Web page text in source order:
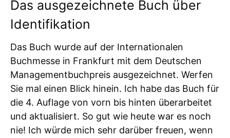
Das ausgezeichnete Buch über
Identifikation
Das Buch wurde auf der Internationalen
Buchmesse in Frankfurt mit dem Deutschen
Managementbuchpreis ausgezeichnet. Werfen
Sie mal einen Blick hinein. Ich habe das Buch für
die 4. Auflage von vorn bis hinten überarbeitet
und aktualisiert. So gut wie heute war es noch
nie! Ich würde mich sehr darüber freuen, wenn